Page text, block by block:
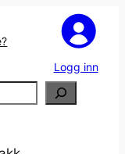
Logg inn